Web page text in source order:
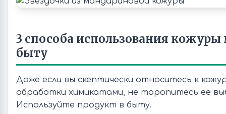
3 способа использования
быту
Даже если вы скептически относитесь к
обработки химикатами, не торопитесь ее
Используйте продукт в быту.